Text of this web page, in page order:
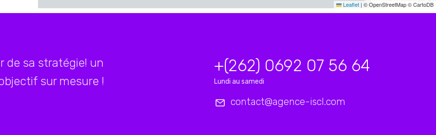
Leaflet | © OpenStreetMap © CartoDB
de sa stratégie! un
sur mesure !
+(262) 0692 07 56 64
Lundi au samedi
contact@agence-iscl.com